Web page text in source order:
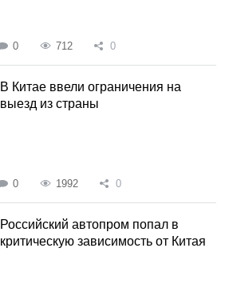
0 712 0
В Китае ввели ограничения на
выезд из страны
0 1992 0
Российский автопром попал в
критическую зависимость от Китая